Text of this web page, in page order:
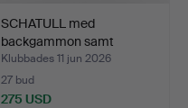
SCHATULL med
backgammon samt
schackpjäser.
Klubbades 11 jun 2026
27 bud
275 USD